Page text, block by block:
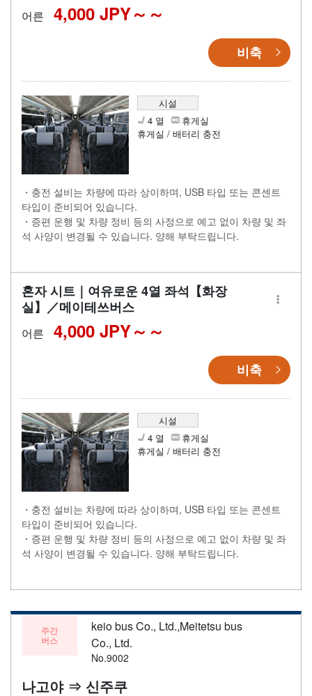
어른 4,000 JPY～
비축
시설
4 열
휴게실
휴게실 / 배터리 충전
・충전 설비는 차량에 따라 상이하며, USB 타입 또는 콘센트
타입이 준비되어 있습니다.
・증편 운행 및 차량 정비 등의 사정으로 예고 없이 차량 및 좌
석 사양이 변경될 수 있습니다. 양해 부탁드립니다.
혼자 시트｜여유로운 4열 좌석【화장
실】／메이테쓰버스
어른 4,000 JPY～
비축
시설
4 열
휴게실
휴게실 / 배터리 충전
・충전 설비는 차량에 따라 상이하며, USB 타입 또는 콘센트
타입이 준비되어 있습니다.
・증편 운행 및 차량 정비 등의 사정으로 예고 없이 차량 및 좌
석 사양이 변경될 수 있습니다. 양해 부탁드립니다.
주간
버스
keio bus Co., Ltd.,Meitetsu bus
Co., Ltd.
No.9002
나고야 ⇒ 신주쿠